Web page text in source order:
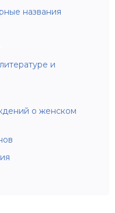
названия
и
о женском